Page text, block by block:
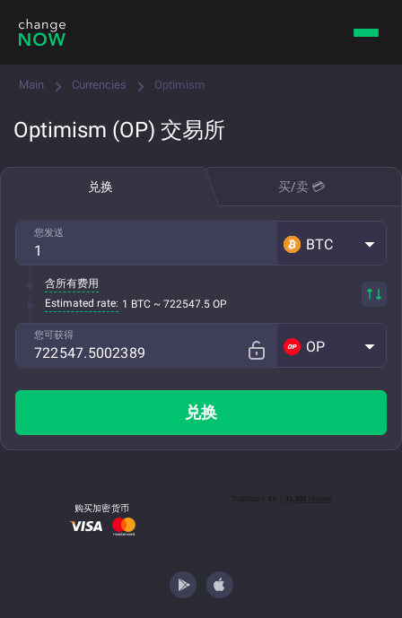
Main Currencies Optimism
Optimism (OP) 交易所
兑换 买/卖 💳
您发送
BTC
含所有费用
Estimated rate: 1 BTC ~ 722547.5 OP
您可获得
OP
兑换
购买加密货币